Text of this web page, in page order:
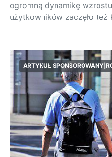
ogromną dynamikę
użytkowników zaczęło też
ARTYKUŁ